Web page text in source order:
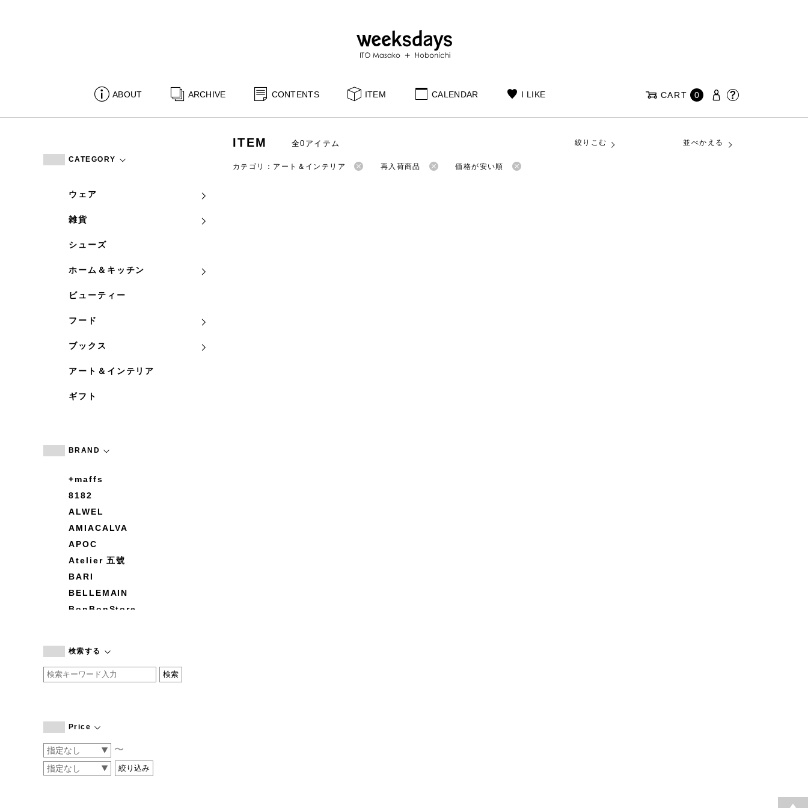
ABOUT ARCHIVE CONTENTS ITEM CALENDAR I LIKE CART 0
CATEGORY
ウェア
雑貨
シューズ
ホーム＆キッチン
ビューティー
フード
ブックス
アート＆インテリア
ギフト
BRAND
+maffs
8182
ALWEL
AMIACALVA
APOC
Atelier 五號
BARI
BELLEMAIN
BonBonStore
by basics
CATWORTH
COGTHEBIGSMOKE
CONVERSE
DEAN & DELUCA
検索する
Price
〜
ITEM 全0アイテム 絞りこむ 並べかえる
カテゴリ：アート＆インテリア 再入荷商品 価格が安い順